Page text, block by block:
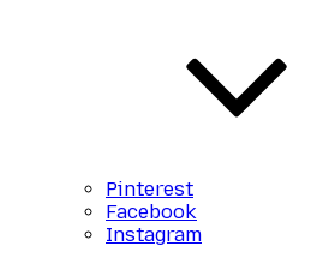
Pinterest
Facebook
Instagram